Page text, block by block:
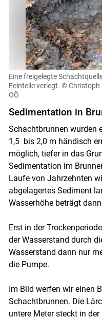
Eine freigelegte
Feinteile verlegt. © Christoph
OÖ
Sedimentation in
Schachtbrunnen wurden
1,5 bis 2,0 m händisch
möglich, tiefer in das
Sedimentation im
Laufe von Jahrzehnten
abgelagertes Sediment
Wasserhöhe beträgt
Erst in der
der Wasserstand durch
Wasserstand dann nur
die Pumpe.
Im Bild werfen wir einen
Schachtbrunnen. Die
untere Meter steckt in